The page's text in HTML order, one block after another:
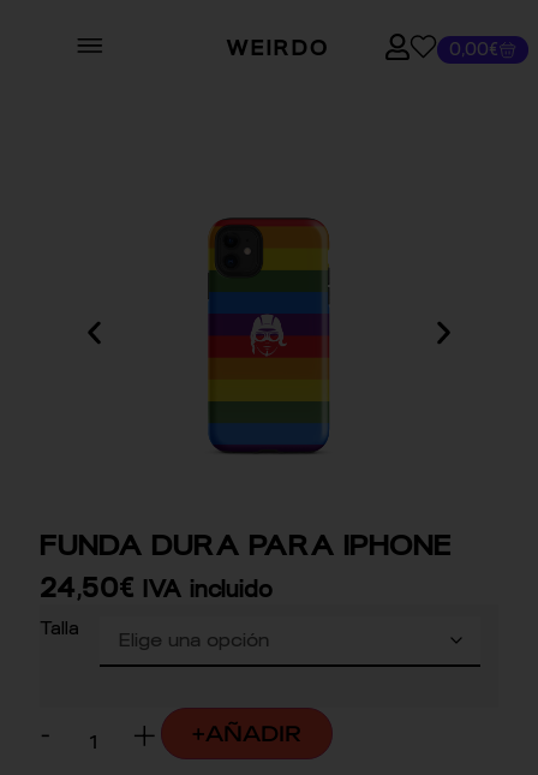
WEIRDO 0,00€
FUNDA DURA PARA IPHONE
24,50€ IVA incluido
Talla
- + +AÑADIR